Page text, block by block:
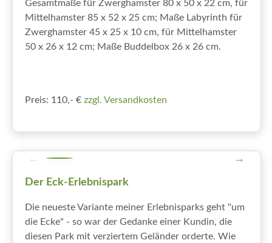
Gesamtmaße für Zwerghamster 80 x 50 x 22 cm, für
Mittelhamster 85 x 52 x 25 cm; Maße Labyrinth für
Zwerghamster 45 x 25 x 10 cm, für Mittelhamster
50 x 26 x 12 cm; Maße Buddelbox 26 x 26 cm.
Preis: 110,- € zzgl. Versandkosten
Der Eck-Erlebnispark
Die neueste Variante meiner Erlebnisparks geht "um
die Ecke" - so war der Gedanke einer Kundin, die
diesen Park mit verziertem Geländer orderte. Wie